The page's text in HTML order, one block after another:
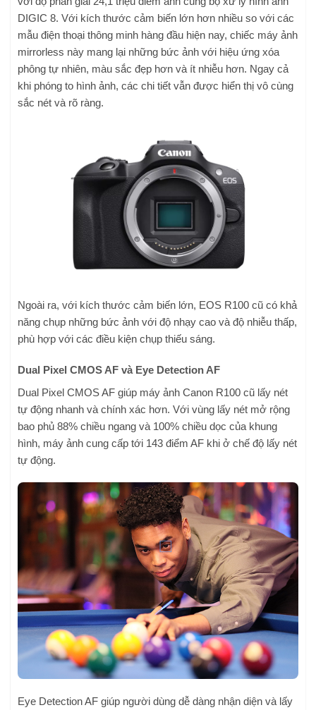
DIGIC 8. Với kích thước cảm biến lớn hơn nhiều so với các
mẫu điện thoại thông minh hàng đầu hiện nay, chiếc máy ảnh
mirrorless này mang lại những bức ảnh với hiệu ứng xóa
phông tự nhiên, màu sắc đẹp hơn và ít nhiễu hơn. Ngay cả
khi phóng to hình ảnh, các chi tiết vẫn được hiển thị vô cùng
sắc nét và rõ ràng.
Ngoài ra, với kích thước cảm biến lớn, EOS R100 cũ có khả
năng chụp những bức ảnh với độ nhạy cao và độ nhiễu thấp,
phù hợp với các điều kiện chụp thiếu sáng.
Dual Pixel CMOS AF và Eye Detection AF
Dual Pixel CMOS AF giúp máy ảnh Canon R100 cũ lấy nét
tự động nhanh và chính xác hơn. Với vùng lấy nét mở rộng
bao phủ 88% chiều ngang và 100% chiều dọc của khung
hình, máy ảnh cung cấp tới 143 điểm AF khi ở chế độ lấy nét
tự động.
Eye Detection AF giúp người dùng dễ dàng nhận diện và lấy